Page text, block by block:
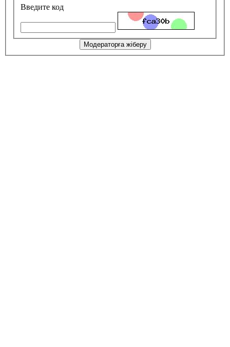
Введите код
Модераторға жіберу